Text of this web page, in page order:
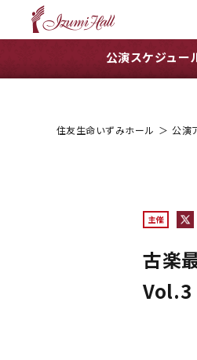
公演スケジュー
住友生命いずみホール ＞ 公演
主催
古楽
Vol.3